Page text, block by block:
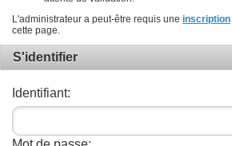
L'administrateur a peut-être requis une inscription
cette page.
S'identifier
Identifiant: